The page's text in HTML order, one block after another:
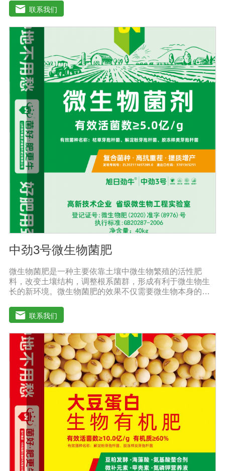
素、酸性物质以及维生素，能不同程度地刺激调节植物生
长；并且能产生铁载体、抗生素、系统防卫酶等多种物
质，可以抑制细菌或真菌性病害或诱导系统抗性间接达到
促进植物生长的作用。既能适用于各种粮食作物及蔬菜的
种植，又能适用于果树等经济作物的栽培。【适用范围】
玉米、小麦、果树、土豆、红薯、辣椒、番茄、黄瓜丶韮
菜、甘蓝等瓜果、蔬菜。【注意事项】1.本品内含大量有
益活菌，不可与杀菌剂混合使用，用过农药 的喷雾器一定
要认真清洗后在喷菌剂。2.本品如与化肥混用，要现混现
用。【贮 存】于阴凉干燥处保存，避免阳光直射和雨淋
【保 质 期】24个月【性 状】粉剂【活 菌 数】≥200亿/克
联系我们
中劲3号微生物菌肥
微生物菌肥是一种主要依靠土壤中微生物繁殖的活性肥
料，改变土壤结构，调整根系菌群，形成有利于微生物生
长的新环境。微生物菌肥的效果不仅需要微生物本身的活
规模繁殖，在植物根系周围形成有利的种群，防止其他有
害细菌的生命活动，分解土壤有机物，促进土壤颗粒的形
成，通过有益细菌的活性疏松土壤好地调节土壤疏松、肥
料、肥料、水、水、透气性，分解土壤中的农药残留，避
免农药残留对下一季度的作物造成损害。根系排放的有害
物质也能分解植物的生长过程。微生物菌肥的外部条件包
括温度、土壤湿度、土壤养分、光照强度和土壤酸碱度，
当微生物菌肥的数量和强度合适时，微生物菌肥可以发挥
正常作用。只有在适当的外部条件下，微生物菌肥才能发
挥正常作用。菌株繁殖较大，新陈代谢产生有利于植物生
长的元素，从而提高土壤肥力。空气中的氮可以部分利
用，通过有益细菌的生长代谢产生相应的酶和酸，分解土
壤中不溶性的磷和钾肥，成为植物可以吸收的磷和钾肥，
可以大大提高作物对肥料的利用率。在释放磷和钾的同
时，它还可以促进土壤中微量元素的释放和作物的利用，
同时，有益的细菌可以代谢多种植物所需的物质，如小分
联系我们